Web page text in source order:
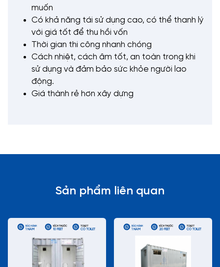
muốn
Có khả năng tái sử dụng cao, có thể thanh lý
với giá tốt để thu hồi vốn
Thời gian thi công nhanh chóng
Cách nhiệt, cách âm tốt, an toàn trong khi
sử dụng và đảm bảo sức khỏe người lao
động.
Giá thành rẻ hơn xây dựng
Sản phẩm liên quan
BẢO HÀNH
1 NĂM
KÍCH THƯỚC
10 FEET
TOILET
CÓ TOILET
BẢO HÀNH
1 NĂM
KÍCH THƯỚC
20 FEET
TOILET
CÓ TOILET